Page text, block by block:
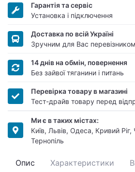
Гарантія та сервіс
Установка і підключення
Доставка по всій Україні
Зручним для Вас перевізником
14 днів на обмін, повернення
Без зайвої тяганини і питань
Перевірка товару в магазині
Тест-драйв товару перед
Ми є в таких містах:
Київ, Львів, Одеса, Кривий
Тернопіль
Опис Характеристики